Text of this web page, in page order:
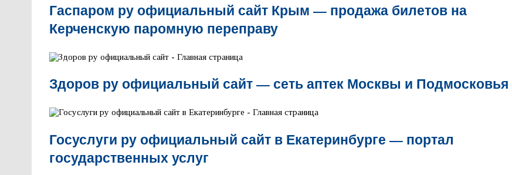
Гаспаром ру официальный сайт Крым — продажа билетов на
Керченскую паромную переправу
Здоров ру официальный сайт — сеть аптек Москвы и Подмосковья
Госуслуги ру официальный сайт в Екатеринбурге — портал
государственных услуг